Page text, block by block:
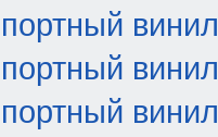
винил
винил
винил